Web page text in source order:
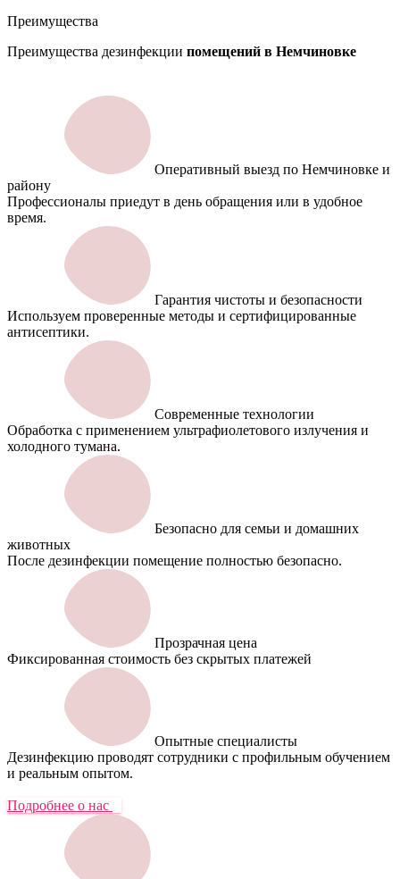
Преимущества
Преимущества дезинфекции помещений в Немчиновке
Оперативный выезд по Немчиновке и
району
Профессионалы приедут в день обращения или в удобное
время.
Гарантия чистоты и безопасности
Используем проверенные методы и сертифицированные
антисептики.
Современные технологии
Обработка с применением ультрафиолетового излучения и
холодного тумана.
Безопасно для семьи и домашних
животных
После дезинфекции помещение полностью безопасно.
Прозрачная цена
Фиксированная стоимость без скрытых платежей
Опытные специалисты
Дезинфекцию проводят сотрудники с профильным обучением
и реальным опытом.
Подробнее о нас